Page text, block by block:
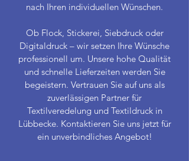
nach Ihren individuellen Wünschen.
Ob Flock, Stickerei, Siebdruck oder
Digitaldruck – wir setzen Ihre Wünsche
professionell um. Unsere hohe Qualität
und schnelle Lieferzeiten werden Sie
begeistern. Vertrauen Sie auf uns als
zuverlässigen Partner für
Textilveredelung und Textildruck in
Lübbecke. Kontaktieren Sie uns jetzt für
ein unverbindliches Angebot!